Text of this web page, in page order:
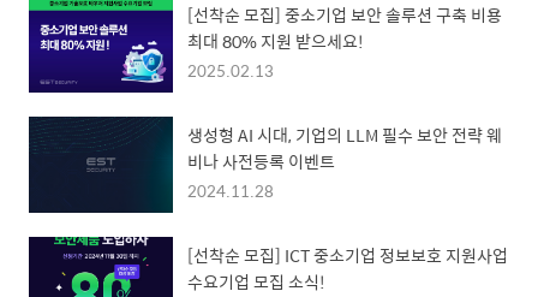
[선착순 모집] 중소기업 보안 솔루션 구축 비용
최대 80% 지원 받으세요!
2025.02.13
생성형 AI 시대, 기업의 LLM 필수 보안 전략 웨
비나 사전등록 이벤트
2024.11.28
[선착순 모집] ICT 중소기업 정보보호 지원사업
수요기업 모집 소식!